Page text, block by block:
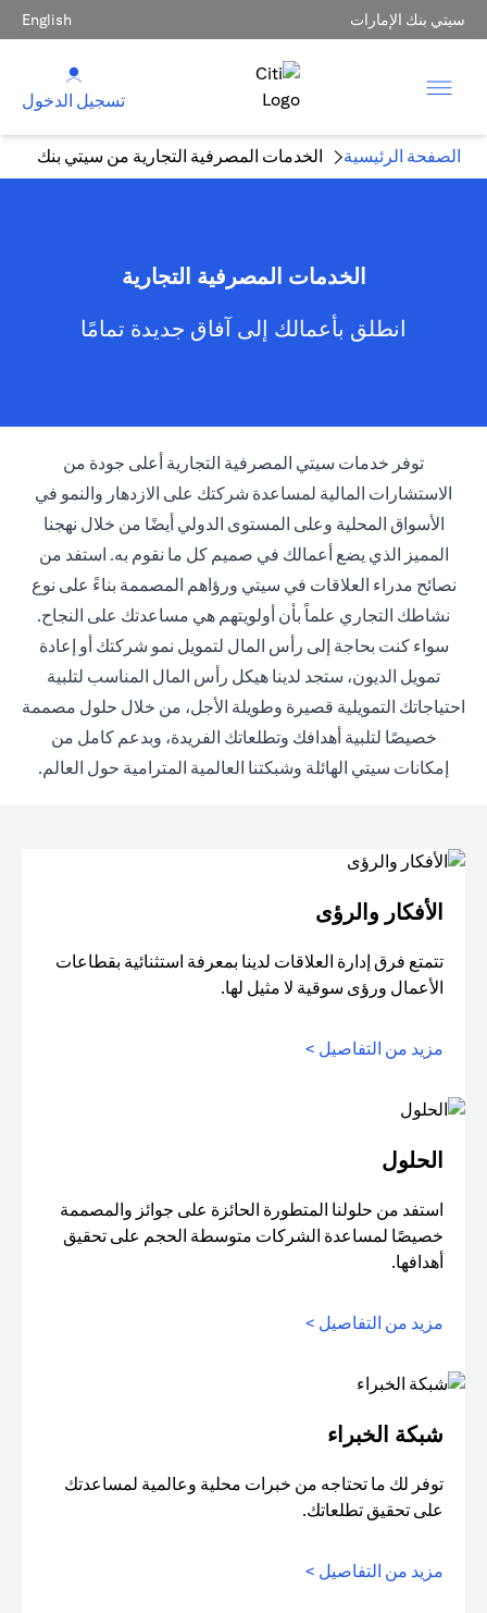
سيتي بنك الإمارات English
تسجيل الدخول
الصفحة الرئيسية الخدمات المصرفية التجارية من سيتي بنك
الخدمات المصرفية التجارية
انطلق بأعمالك إلى آفاق جديدة تمامًا
توفر خدمات سيتي المصرفية التجارية أعلى جودة من
الاستشارات المالية لمساعدة شركتك على الازدهار والنمو في
الأسواق المحلية وعلى المستوى الدولي أيضًا من خلال نهجنا
المميز الذي يضع أعمالك في صميم كل ما نقوم به. استفد من
نصائح مدراء العلاقات في سيتي ورؤاهم المصممة بناءً على نوع
نشاطك التجاري علماً بأن أولويتهم هي مساعدتك على النجاح.
سواء كنت بحاجة إلى رأس المال لتمويل نمو شركتك أو إعادة
تمويل الديون، ستجد لدينا هيكل رأس المال المناسب لتلبية
احتياجاتك التمويلية قصيرة وطويلة الأجل، من خلال حلول مصممة
خصيصًا لتلبية أهدافك وتطلعاتك الفريدة، وبدعم كامل من
إمكانات سيتي الهائلة وشبكتنا العالمية المترامية حول العالم.
الأفكار والرؤى
تتمتع فرق إدارة العلاقات لدينا بمعرفة استثنائية بقطاعات
الأعمال ورؤى سوقية لا مثيل لها.
مزيد من التفاصيل >
الحلول
استفد من حلولنا المتطورة الحائزة على جوائز والمصممة
خصيصًا لمساعدة الشركات متوسطة الحجم على تحقيق
أهدافها.
مزيد من التفاصيل >
شبكة الخبراء
توفر لك ما تحتاجه من خبرات محلية وعالمية لمساعدتك
على تحقيق تطلعاتك.
مزيد من التفاصيل >